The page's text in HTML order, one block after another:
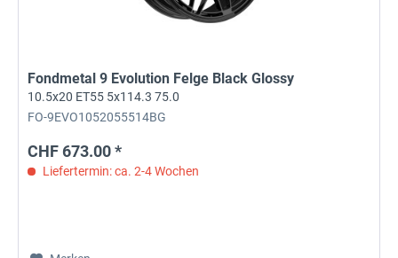
Fondmetal 9 Evolution Felge Black Glossy
10.5x20 ET55 5x114.3 75.0
FO-9EVO1052055514BG
CHF 673.00 *
Liefertermin: ca. 2-4 Wochen